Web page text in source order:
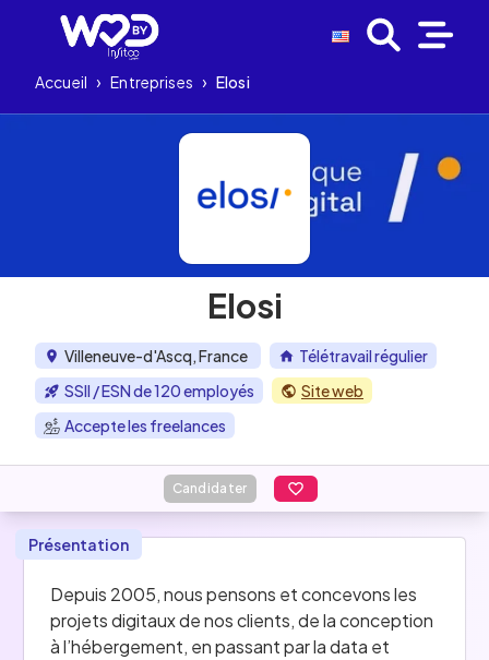
Accueil › Entreprises › Elosi
Elosi
Villeneuve-d'Ascq, France
Télétravail régulier
SSII / ESN de 120 employés
Site web
Accepte les freelances
Candidater
Présentation
Depuis 2005, nous pensons et concevons les
projets digitaux de nos clients, de la conception
à l’hébergement, en passant par la data et